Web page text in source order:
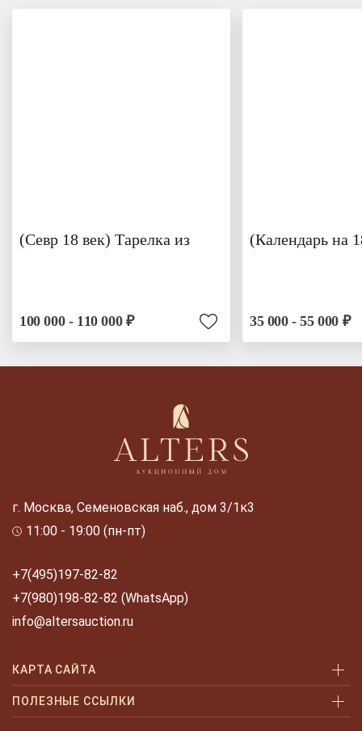
(Севр 18 век) Тарелка из
100 000 - 110 000 ₽
(Календарь на
35 000 - 55 000 ₽
г. Москва, Семеновская наб., дом 3/1к3
11:00 - 19:00 (пн-пт)
+7(495)197-82-82
+7(980)198-82-82 (WhatsApp)
info@altersauction.ru
КАРТА САЙТА
Аукционы
ПОЛЕЗНЫЕ ССЫЛКИ